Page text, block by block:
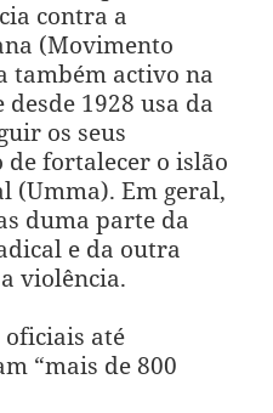
contra a
(Movimento
também activo na
1928 usa da
os seus
de fortalecer o islão
(Umma). Em geral,
duma parte da
e da outra
violência.
oficiais até
“mais de 800